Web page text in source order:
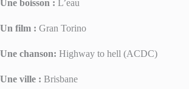
Une boisson : L’eau
Un film : Gran Torino
Une chanson: Highway to hell (ACDC)
Une ville : Brisbane